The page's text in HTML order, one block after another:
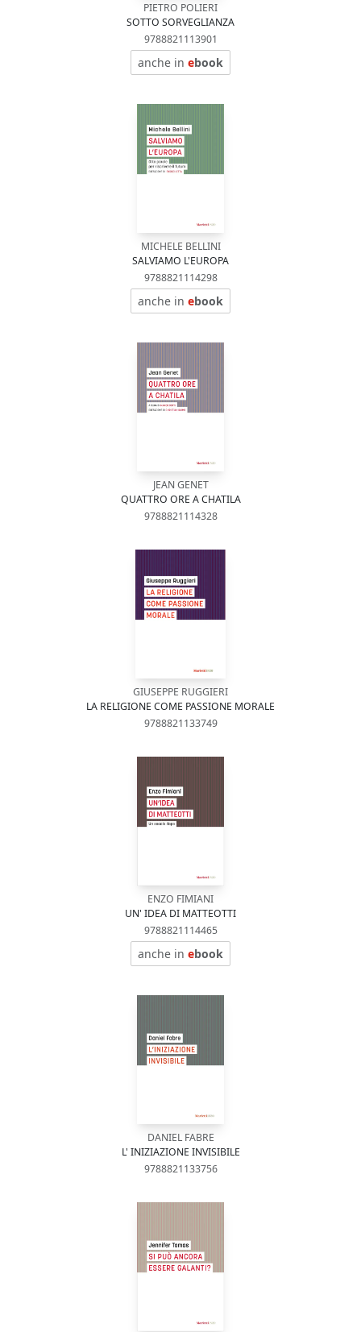
PIETRO POLIERI
SOTTO SORVEGLIANZA
9788821113901
anche in ebook
MICHELE BELLINI
SALVIAMO L'EUROPA
9788821114298
anche in ebook
JEAN GENET
QUATTRO ORE A CHATILA
9788821114328
GIUSEPPE RUGGIERI
LA RELIGIONE COME PASSIONE MORALE
9788821133749
ENZO FIMIANI
UN' IDEA DI MATTEOTTI
9788821114465
anche in ebook
DANIEL FABRE
L' INIZIAZIONE INVISIBILE
9788821133756